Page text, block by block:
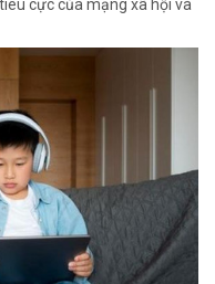
cực của mạng xã hội và